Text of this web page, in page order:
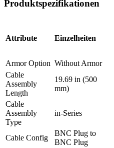
Produktspezifikationen
Attribute Einzelheiten
Armor Option Without Armor
Cable
Assembly
Length
19.69 in (500
mm)
Cable
Assembly
Type
in-Series
Cable Config
BNC Plug to
BNC Plug